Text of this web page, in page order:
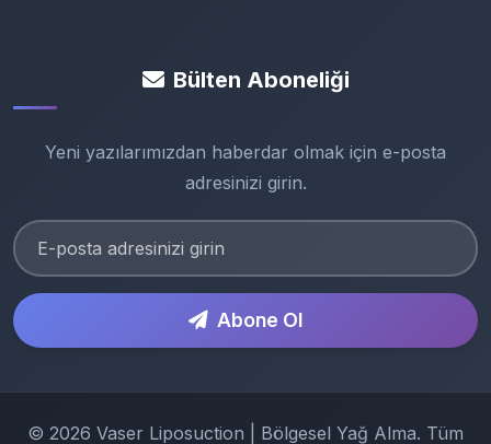
Bülten Aboneliği
Yeni yazılarımızdan haberdar olmak için e-posta
adresinizi girin.
Abone Ol
© 2026 Vaser Liposuction | Bölgesel Yağ Alma. Tüm